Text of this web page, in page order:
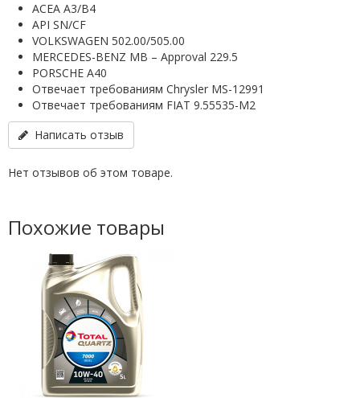
ACEA А3/B4
API SN/CF
VOLKSWAGEN 502.00/505.00
MERCEDES-BENZ MB – Approval 229.5
PORSCHE A40
Отвечает требованиям Chrysler MS-12991
Отвечает требованиям FIAT 9.55535-M2
Написать отзыв
Нет отзывов об этом товаре.
Похожие товары